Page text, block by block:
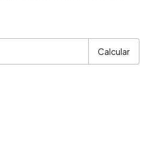
Calcular